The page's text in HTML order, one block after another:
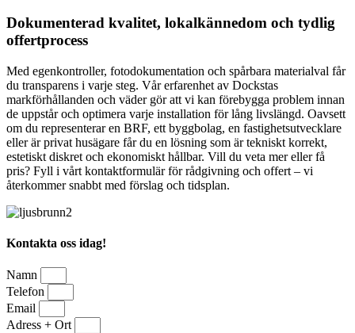
Dokumenterad kvalitet, lokalkännedom och tydlig
offertprocess
Med egenkontroller, fotodokumentation och spårbara materialval får
du transparens i varje steg. Vår erfarenhet av Dockstas
markförhållanden och väder gör att vi kan förebygga problem innan
de uppstår och optimera varje installation för lång livslängd. Oavsett
om du representerar en BRF, ett byggbolag, en fastighetsutvecklare
eller är privat husägare får du en lösning som är tekniskt korrekt,
estetiskt diskret och ekonomiskt hållbar. Vill du veta mer eller få
pris? Fyll i vårt kontaktformulär för rådgivning och offert – vi
återkommer snabbt med förslag och tidsplan.
Kontakta oss idag!
Namn
Telefon
Email
Adress + Ort